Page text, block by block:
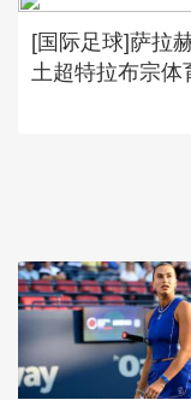
[国际足球]萨拉
土超特拉布宗体